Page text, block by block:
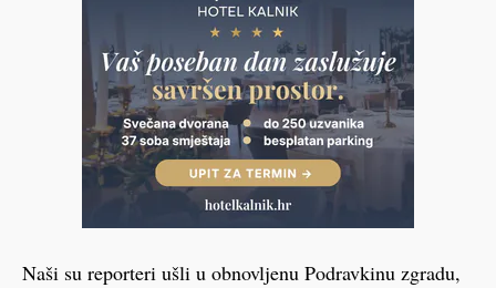
Naši su reporteri ušli u obnovljenu Podravkinu zgradu,